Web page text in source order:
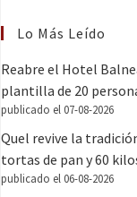
Lo Más Leído
Reabre el Hotel
plantilla de 20
publicado el 07-08-2026
Quel revive la
tortas de pan y 60
publicado el 06-08-2026